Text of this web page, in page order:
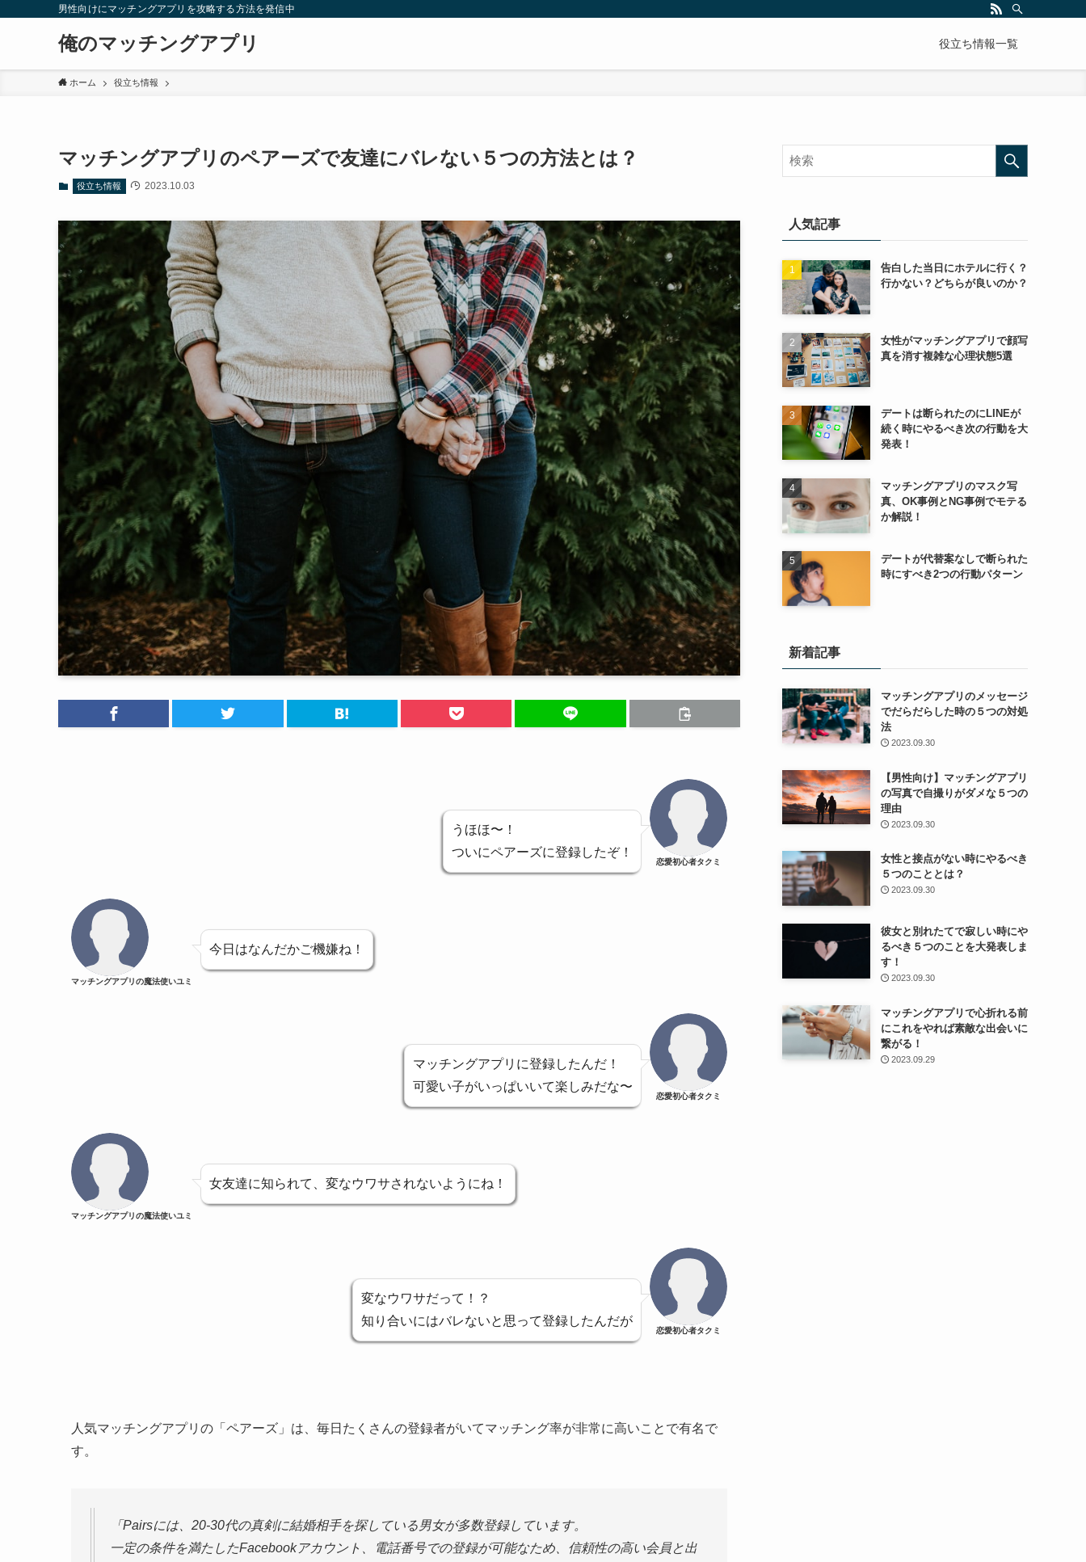
男性向けにマッチングアプリを攻略する方法を発信中
俺のマッチングアプリ 役立ち情報一覧
ホーム 役立ち情報
マッチングアプリのペアーズで友達にバレない５つの方法とは？
役立ち情報 2023.10.03
うほほ〜！
ついにペアーズに登録したぞ！
恋愛初心者タクミ
マッチングアプリの魔法使いユミ
今日はなんだかご機嫌ね！
マッチングアプリに登録したんだ！
可愛い子がいっぱいいて楽しみだな〜
恋愛初心者タクミ
マッチングアプリの魔法使いユミ
女友達に知られて、変なウワサされないようにね！
変なウワサだって！？
知り合いにはバレないと思って登録したんだが
恋愛初心者タクミ
人気マッチングアプリの「ペアーズ」は、毎日たくさんの登録者がいてマッチング率が非常に高いことで有名で
す。
「Pairsには、20-30代の真剣に結婚相手を探している男女が多数登録しています。
一定の条件を満たしたFacebookアカウント、電話番号での登録が可能なため、信頼性の高い会員と出
人気記事
告白した当日にホテルに行く？
行かない？どちらが良いのか？
女性がマッチングアプリで顔写
真を消す複雑な心理状態5選
デートは断られたのにLINEが
続く時にやるべき次の行動を大
発表！
マッチングアプリのマスク写
真、OK事例とNG事例でモテる
か解説！
デートが代替案なしで断られた
時にすべき2つの行動パターン
新着記事
マッチングアプリのメッセージ
でだらだらした時の５つの対処
法
2023.09.30
【男性向け】マッチングアプリ
の写真で自撮りがダメな５つの
理由
2023.09.30
女性と接点がない時にやるべき
５つのこととは？
2023.09.30
彼女と別れたてで寂しい時にや
るべき５つのことを大発表しま
す！
2023.09.30
マッチングアプリで心折れる前
にこれをやれば素敵な出会いに
繋がる！
2023.09.29